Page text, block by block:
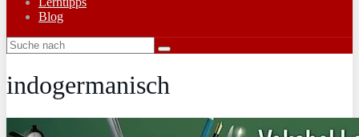
Blog
indogermanisch